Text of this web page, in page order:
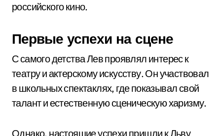
российского кино.
Первые успехи на сцене
С самого детства Лев проявлял интерес к
театру и актерскому искусству. Он участвовал
в школьных спектаклях, где показывал свой
талант и естественную сценическую харизму.
Однако, настоящие успехи пришли к Льву